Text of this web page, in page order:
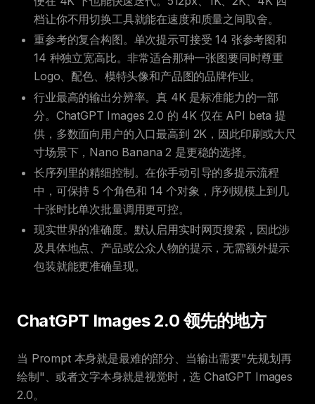
档让你不用切换工具就能在速度和质量之间取舍。
重参考的复合构图。单次提示可接受 14 张参考图和
14 种独立宽高比。非常适合那种一张图要同时尊重
Logo、配色、模特头像和产品图的品牌作业。
行业最高的输出分辨率。真 4K 是标准能力的一部
分。ChatGPT Images 2.0 的 4K 仅在 API beta 提
供，多数面向用户的入口最高到 2K，因此印刷或大尺
寸场景下，Nano Banana 2 是更稳的选择。
长序列里的精细控制。在你手动引导的多提示流程
中，可保持 5 个角色和 14 个对象，序列规模上到几
十张时比单次批量调用更可控。
现实世界的准确度。默认启用实时网页搜索，因此涉
及具体地点、产品或公众人物的提示，无需额外提示
包装就能更准确呈现。
ChatGPT Images 2.0 领先的地方
当 Prompt 本身就是最难的部分、当输出需要"先规划再
绘制"、或者文字本身就是视觉时，选 ChatGPT Images
2.0。